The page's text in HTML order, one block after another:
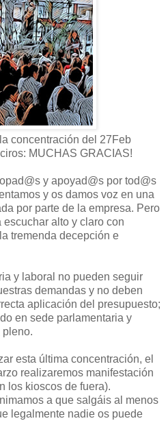
concentración del 27Feb
MUCHAS GRACIAS!
y apoyad@s por tod@s
y os damos voz en una
por parte de la empresa. Pero
alto y claro con
tremenda decepción e
y laboral no pueden seguir
demandas y no deben
aplicación del presupuesto;
en sede parlamentaria y
pleno.
esta última concentración, el
realizaremos manifestación
los kioscos de fuera).
a que salgáis al menos
legalmente nadie os puede